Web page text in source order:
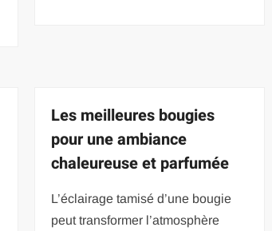
Les meilleures bougies
pour une ambiance
chaleureuse et parfumée
L’éclairage tamisé d’une bougie
peut transformer l’atmosphère